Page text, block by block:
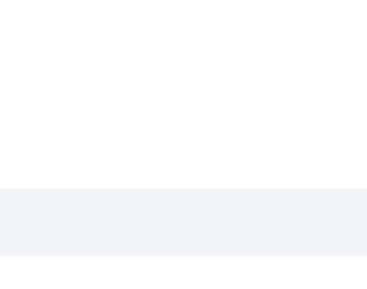
写/セルフタイマー）